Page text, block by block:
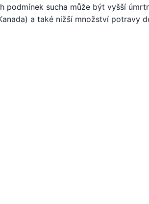
podmínek sucha může být vyšší
a také nižší množství potravy